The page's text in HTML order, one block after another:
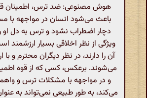
هوش مصنوعی: ضد ترس، اطمینان
باعث می‌شود انسان در مواجهه با
دچار اضطراب نشود و ترس به دل او
ویژگی از نظر اخلاقی بسیار ارزشمند
آن را دارند، در نظر دیگران محترم و
می‌شوند. برعکس، کسی که از قوه
و در مواجهه با مشکلات ترس و
می‌کند، به طور طبیعی نمی‌تواند به